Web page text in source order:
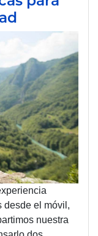
desde el móvil,
nuestra